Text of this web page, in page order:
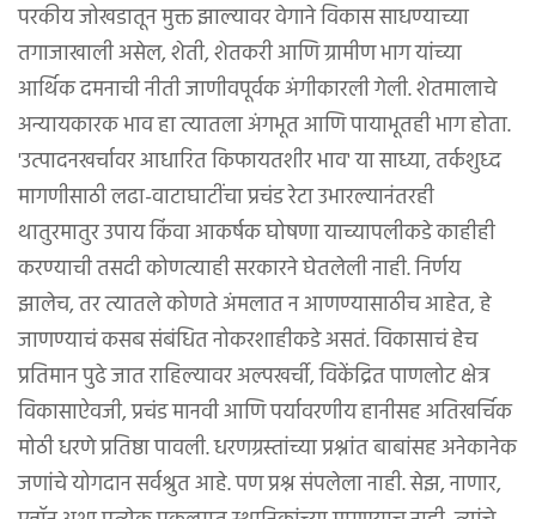
परकीय जोखडातून मुक्त झाल्यावर वेगाने विकास साधण्याच्या
तगाजाखाली असेल, शेती, शेतकरी आणि ग्रामीण भाग यांच्या
आर्थिक दमनाची नीती जाणीवपूर्वक अंगीकारली गेली. शेतमालाचे
अन्यायकारक भाव हा त्यातला अंगभूत आणि पायाभूतही भाग होता.
'उत्पादनखर्चावर आधारित किफायतशीर भाव' या साध्या, तर्कशुध्द
मागणीसाठी लढा-वाटाघाटींचा प्रचंड रेटा उभारल्यानंतरही
थातुरमातुर उपाय किंवा आकर्षक घोषणा याच्यापलीकडे काहीही
करण्याची तसदी कोणत्याही सरकारने घेतलेली नाही. निर्णय
झालेच, तर त्यातले कोणते अंमलात न आणण्यासाठीच आहेत, हे
जाणण्याचं कसब संबंधित नोकरशाहीकडे असतं. विकासाचं हेच
प्रतिमान पुढे जात राहिल्यावर अल्पखर्ची, विकेंद्रित पाणलोट क्षेत्र
विकासाऐवजी, प्रचंड मानवी आणि पर्यावरणीय हानीसह अतिखर्चिक
मोठी धरणे प्रतिष्ठा पावली. धरणग्रस्तांच्या प्रश्नांत बाबांसह अनेकानेक
जणांचे योगदान सर्वश्रुत आहे. पण प्रश्न संपलेला नाही. सेझ, नाणार,